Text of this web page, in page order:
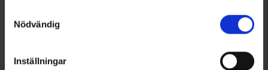
Nödvändig
Inställningar